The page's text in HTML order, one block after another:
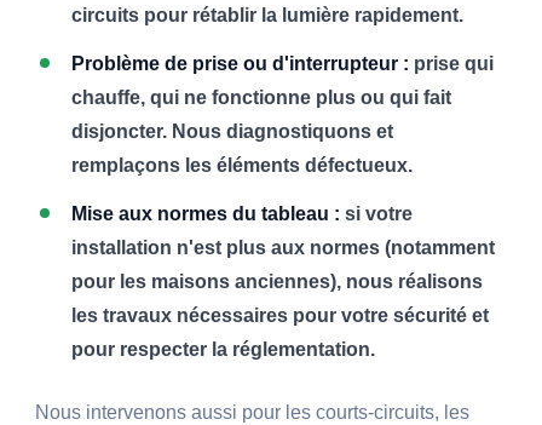
circuits pour rétablir la lumière rapidement.
Problème de prise ou d'interrupteur : prise qui
chauffe, qui ne fonctionne plus ou qui fait
disjoncter. Nous diagnostiquons et
remplaçons les éléments défectueux.
Mise aux normes du tableau : si votre
installation n'est plus aux normes (notamment
pour les maisons anciennes), nous réalisons
les travaux nécessaires pour votre sécurité et
pour respecter la réglementation.
Nous intervenons aussi pour les courts-circuits, les